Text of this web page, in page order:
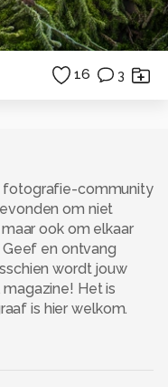
16 3
fotografie-community
om niet
ook om elkaar
en ontvang
wordt jouw
Het is
is hier welkom.